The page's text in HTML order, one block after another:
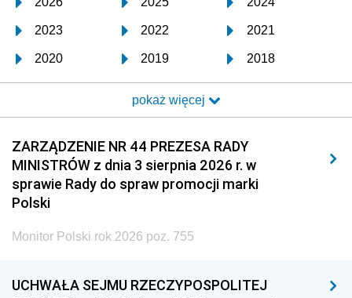
2023 2022 2021
2020 2019 2018
2017 2016 2015
2014 2013 2012
2011 2010 2009
2008 2007 2006
2005
1996 1995 1994
pokaż więcej
ZARZĄDZENIE NR 44 PREZESA RADY
MINISTRÓW z dnia 3 sierpnia 2026 r. w
sprawie Rady do spraw promocji marki
Polski
Monitor Polski rok 2026 poz. 755
UCHWAŁA SEJMU RZECZYPOSPOLITEJ